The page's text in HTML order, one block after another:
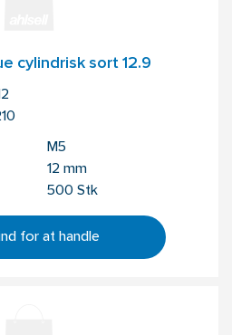
cylindrisk sort 12.9
M5
12 mm
500 Stk
for at handle